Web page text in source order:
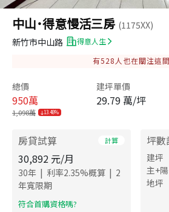
中山˙得意慢活三房 (1175XX)
新竹市中山路
得意人生
有528 人也在關注這
總價
950萬
1,098萬 13.48%
建坪單價
29.79 萬/坪
房貸試算 計算
30,892 元/月
30年 | 利率2.35%概算 | 2
年寬限期
​符合首購資格嗎?
坪
建坪
主+陽
地坪